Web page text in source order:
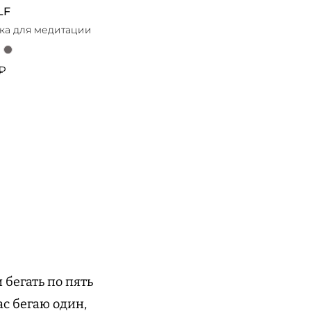
для медитации
по пять
бегаю один,